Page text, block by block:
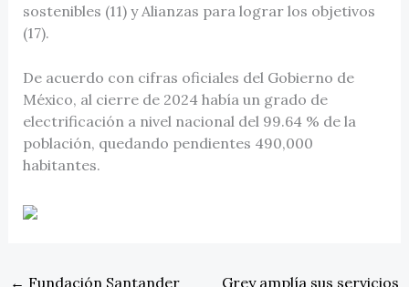
sostenibles (11) y Alianzas para lograr los objetivos
(17).
De acuerdo con cifras oficiales del Gobierno de
México, al cierre de 2024 había un grado de
electrificación a nivel nacional del 99.64 % de la
población, quedando pendientes 490,000
habitantes.
← Fundación Santander
Grey amplía sus servicios